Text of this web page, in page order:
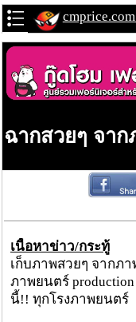
ฉากสวยๆ จา
เนื้อหาข่าว/กระทู้
เก็บภาพสวยๆ จากภ
ภาพยนตร์
นี้!! ทุกโรงภาพยนตร์